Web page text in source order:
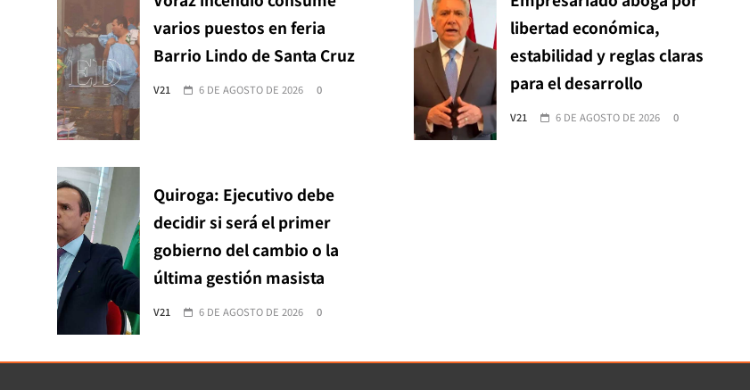
varios puestos en feria
Barrio Lindo de Santa Cruz
V21 6 DE AGOSTO DE 2026 0
libertad económica,
estabilidad y reglas claras
para el desarrollo
V21 6 DE AGOSTO DE 2026 0
Quiroga: Ejecutivo debe
decidir si será el primer
gobierno del cambio o la
última gestión masista
V21 6 DE AGOSTO DE 2026 0